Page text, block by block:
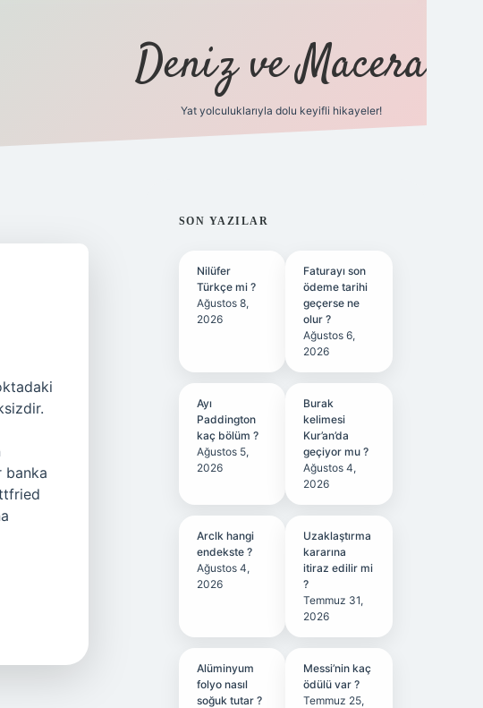
Deniz ve Macera
Yat yolculuklarıyla dolu keyifli hikayeler!
banka
SIDEBAR
SON YAZILAR
Nilüfer
Türkçe mi ?
Ağustos 8,
2026
Faturayı son
ödeme tarihi
geçerse ne
olur ?
Ağustos 6,
2026
Ayı
Paddington
kaç bölüm ?
Ağustos 5,
2026
Burak
kelimesi
Kur’an’da
geçiyor mu ?
Ağustos 4,
2026
Arclk hangi
endekste ?
Ağustos 4,
2026
Uzaklaştırma
kararına
itiraz edilir mi
?
Temmuz 31,
2026
Alüminyum
folyo nasıl
soğuk tutar ?
Messi’nin kaç
ödülü var ?
Temmuz 25,